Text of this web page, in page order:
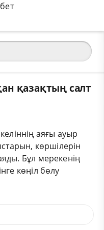
қазақтың салт
аяғы ауыр
көршілерін
Бұл мерекенің
көңіл бөлу